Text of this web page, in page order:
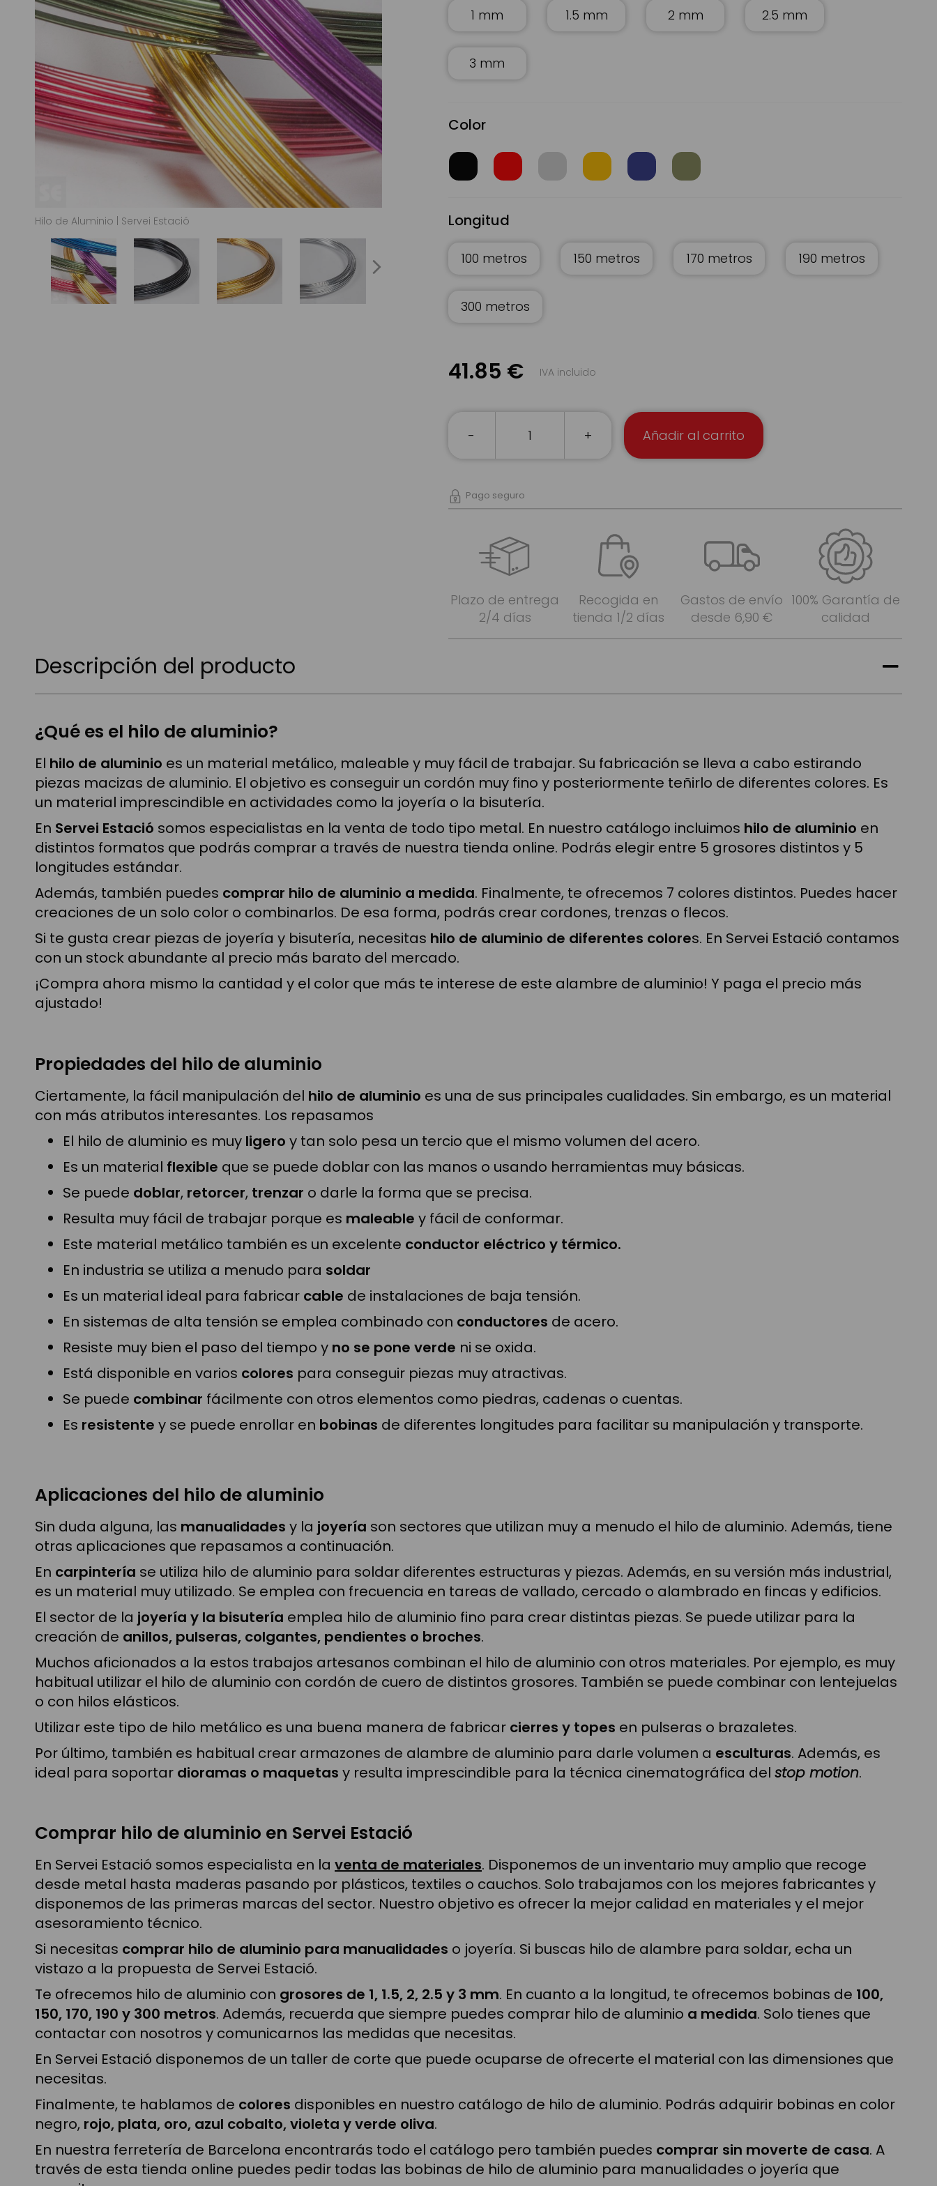
1 mm 1.5 mm 2 mm 2.5 mm
3 mm
Color
Longitud
100 metros 150 metros 170 metros 190 metros
300 metros
41.85 € IVA incluido
- + Añadir al carrito
Pago seguro
Plazo de entrega
2/4 días
Recogida en
tienda 1/2 días
Gastos de envío
desde 6,90 €
100% Garantía de
calidad
Hilo de Aluminio | Servei Estació Hilo de Aluminio color negro | Servei Estació
next
Descripción del producto
¿Qué es el hilo de aluminio?
El hilo de aluminio es un material metálico, maleable y muy fácil de trabajar. Su fabricación se lleva a cabo estirando
piezas macizas de aluminio. El objetivo es conseguir un cordón muy fino y posteriormente teñirlo de diferentes colores. Es
un material imprescindible en actividades como la joyería o la bisutería.
En Servei Estació somos especialistas en la venta de todo tipo metal. En nuestro catálogo incluimos hilo de aluminio en
distintos formatos que podrás comprar a través de nuestra tienda online. Podrás elegir entre 5 grosores distintos y 5
longitudes estándar.
Además, también puedes comprar hilo de aluminio a medida. Finalmente, te ofrecemos 7 colores distintos. Puedes hacer
creaciones de un solo color o combinarlos. De esa forma, podrás crear cordones, trenzas o flecos.
Si te gusta crear piezas de joyería y bisutería, necesitas hilo de aluminio de diferentes colores. En Servei Estació contamos
con un stock abundante al precio más barato del mercado.
¡Compra ahora mismo la cantidad y el color que más te interese de este alambre de aluminio! Y paga el precio más
ajustado!
Propiedades del hilo de aluminio
Ciertamente, la fácil manipulación del hilo de aluminio es una de sus principales cualidades. Sin embargo, es un material
con más atributos interesantes. Los repasamos
El hilo de aluminio es muy ligero y tan solo pesa un tercio que el mismo volumen del acero.
Es un material flexible que se puede doblar con las manos o usando herramientas muy básicas.
Se puede doblar, retorcer, trenzar o darle la forma que se precisa.
Resulta muy fácil de trabajar porque es maleable y fácil de conformar.
Este material metálico también es un excelente conductor eléctrico y térmico.
En industria se utiliza a menudo para soldar
Es un material ideal para fabricar cable de instalaciones de baja tensión.
En sistemas de alta tensión se emplea combinado con conductores de acero.
Resiste muy bien el paso del tiempo y no se pone verde ni se oxida.
Está disponible en varios colores para conseguir piezas muy atractivas.
Se puede combinar fácilmente con otros elementos como piedras, cadenas o cuentas.
Es resistente y se puede enrollar en bobinas de diferentes longitudes para facilitar su manipulación y transporte.
Aplicaciones del hilo de aluminio
Sin duda alguna, las manualidades y la joyería son sectores que utilizan muy a menudo el hilo de aluminio. Además, tiene
otras aplicaciones que repasamos a continuación.
En carpintería se utiliza hilo de aluminio para soldar diferentes estructuras y piezas. Además, en su versión más industrial,
es un material muy utilizado. Se emplea con frecuencia en tareas de vallado, cercado o alambrado en fincas y edificios.
El sector de la joyería y la bisutería emplea hilo de aluminio fino para crear distintas piezas. Se puede utilizar para la
creación de anillos, pulseras, colgantes, pendientes o broches.
Muchos aficionados a la estos trabajos artesanos combinan el hilo de aluminio con otros materiales. Por ejemplo, es muy
habitual utilizar el hilo de aluminio con cordón de cuero de distintos grosores. También se puede combinar con lentejuelas
o con hilos elásticos.
Utilizar este tipo de hilo metálico es una buena manera de fabricar cierres y topes en pulseras o brazaletes.
Por último, también es habitual crear armazones de alambre de aluminio para darle volumen a esculturas. Además, es
ideal para soportar dioramas o maquetas y resulta imprescindible para la técnica cinematográfica del stop motion.
Comprar hilo de aluminio en Servei Estació
En Servei Estació somos especialista en la venta de materiales. Disponemos de un inventario muy amplio que recoge
desde metal hasta maderas pasando por plásticos, textiles o cauchos. Solo trabajamos con los mejores fabricantes y
disponemos de las primeras marcas del sector. Nuestro objetivo es ofrecer la mejor calidad en materiales y el mejor
asesoramiento técnico.
Si necesitas comprar hilo de aluminio para manualidades o joyería. Si buscas hilo de alambre para soldar, echa un
vistazo a la propuesta de Servei Estació.
Te ofrecemos hilo de aluminio con grosores de 1, 1.5, 2, 2.5 y 3 mm. En cuanto a la longitud, te ofrecemos bobinas de 100,
150, 170, 190 y 300 metros. Además, recuerda que siempre puedes comprar hilo de aluminio a medida. Solo tienes que
contactar con nosotros y comunicarnos las medidas que necesitas.
En Servei Estació disponemos de un taller de corte que puede ocuparse de ofrecerte el material con las dimensiones que
necesitas.
Finalmente, te hablamos de colores disponibles en nuestro catálogo de hilo de aluminio. Podrás adquirir bobinas en color
negro, rojo, plata, oro, azul cobalto, violeta y verde oliva.
En nuestra ferretería de Barcelona encontrarás todo el catálogo pero también puedes comprar sin moverte de casa. A
través de esta tienda online puedes pedir todas las bobinas de hilo de aluminio para manualidades o joyería que